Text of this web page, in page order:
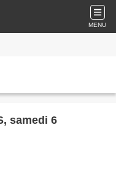
MENU
samedi 6